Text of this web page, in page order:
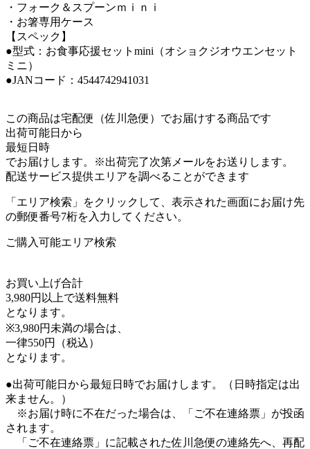
・フォーク＆スプーンｍｉｎｉ
・お箸専用ケース
【スペック】
●型式：お食事応援セットmini（オショクジオウエンセット
ミニ）
●JANコード：4544742941031
この商品は宅配便（佐川急便）でお届けする商品です
出荷可能日から
最短日時
でお届けします。※出荷完了次第メールをお送りします。
配送サービス提供エリアを調べることができます
「エリア検索」をクリックして、表示された画面にお届け先
の郵便番号7桁を入力してください。
ご購入可能エリア検索
お買い上げ合計
3,980円以上で送料無料
となります。
※3,980円未満の場合は、
一律550円（税込）
となります。
●出荷可能日から最短日時でお届けします。（日時指定は出
来ません。）
※お届け時に不在だった場合は、「ご不在連絡票」が投函
されます。
「ご不在連絡票」に記載された佐川急便の連絡先へ、再配